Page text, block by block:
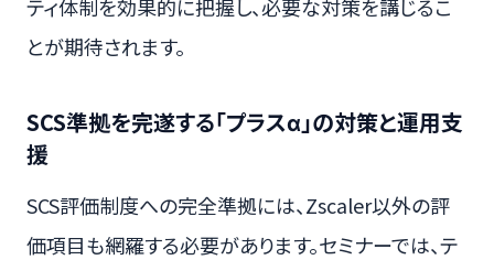
ティ体制を効果的に把握し、必要な対策を講じるこ
とが期待されます。
SCS準拠を完遂する「プラスα」の対策と運用支
援
SCS評価制度への完全準拠には、Zscaler以外の評
価項目も網羅する必要があります。セミナーでは、テ